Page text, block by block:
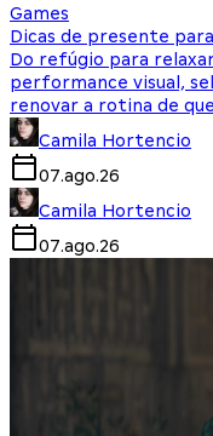
Games
Dicas de presente
Do refúgio para
performance visual,
renovar a rotina de
Camila Hortencio
07.ago.26
Camila Hortencio
07.ago.26